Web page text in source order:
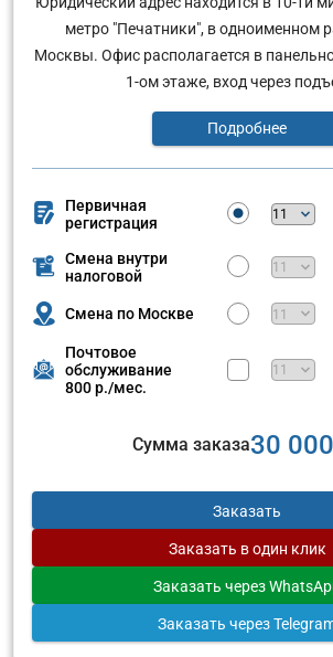
метро "Печатники", в одноименном
Москвы. Офис располагается в
1-ом этаже, вход через
Подробнее
Первичная
регистрация
Смена внутри
налоговой
Смена по Москве
Почтовое
обслуживание
800 р./мес.
Сумма заказа30
Заказать
Заказать в один клик
Заказать через
Заказать через